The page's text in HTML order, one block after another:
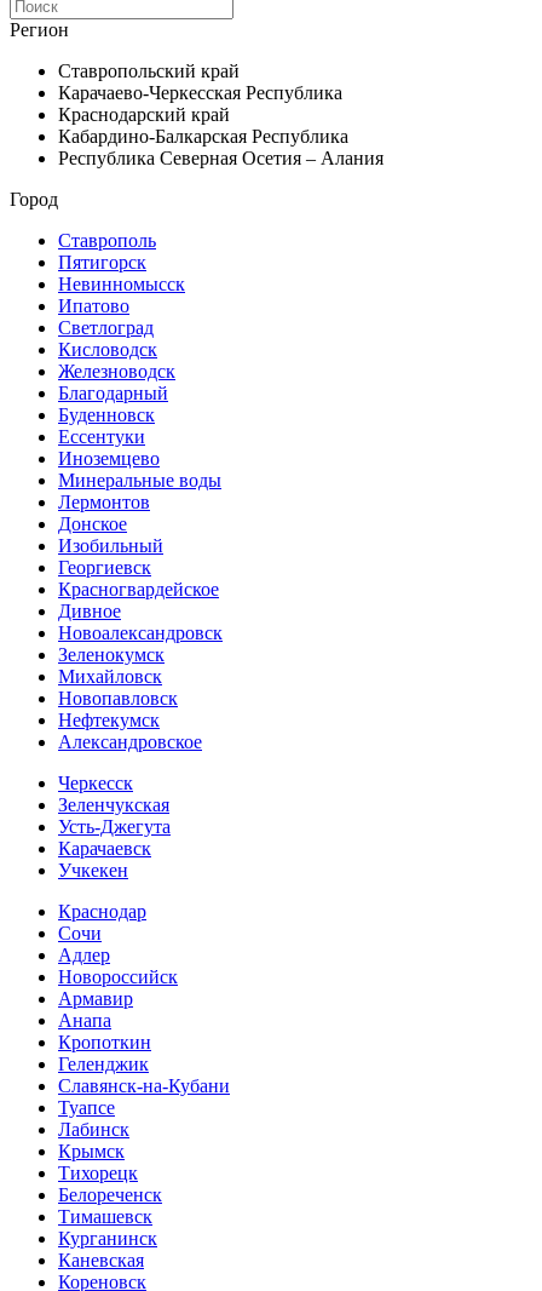
Регион
Ставропольский край
Карачаево-Черкесская Республика
Краснодарский край
Кабардино-Балкарская Республика
Республика Северная Осетия – Алания
Город
Ставрополь
Пятигорск
Невинномысск
Ипатово
Светлоград
Кисловодск
Железноводск
Благодарный
Буденновск
Ессентуки
Иноземцево
Минеральные воды
Лермонтов
Донское
Изобильный
Георгиевск
Красногвардейское
Дивное
Новоалександровск
Зеленокумск
Михайловск
Новопавловск
Нефтекумск
Александровское
Черкесск
Зеленчукская
Усть-Джегута
Карачаевск
Учкекен
Краснодар
Сочи
Адлер
Новороссийск
Армавир
Анапа
Кропоткин
Геленджик
Славянск-на-Кубани
Туапсе
Лабинск
Крымск
Тихорецк
Белореченск
Тимашевск
Курганинск
Каневская
Кореновск